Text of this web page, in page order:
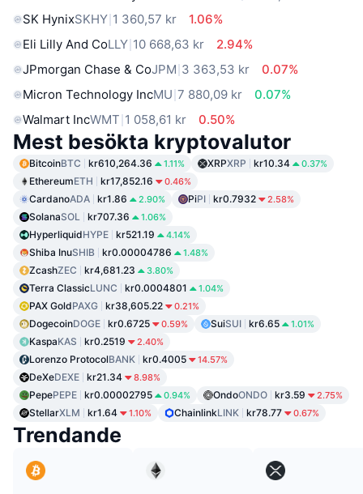
SK HynixSKHY 1 360,57 kr
1.06%
Eli Lilly And CoLLY 10 668,63 kr
2.94%
JPmorgan Chase & CoJPM 3 363,53 kr
0.07%
Micron Technology IncMU 7 880,09 kr
0.07%
Walmart IncWMT 1 058,61 kr 0.50%
Mest besökta kryptovalutor
BitcoinBTC kr610,264.36 1.11% XRPXRP kr10.34 0.37%
EthereumETH kr17,852.16 0.46%
CardanoADA kr1.86 2.90% PiPI kr0.7932 2.58%
SolanaSOL kr707.36 1.06%
HyperliquidHYPE kr521.19 4.14%
Shiba InuSHIB kr0.00004786 1.48%
ZcashZEC kr4,681.23 3.80%
Terra ClassicLUNC kr0.0004801 1.04%
PAX GoldPAXG kr38,605.22 0.21%
DogecoinDOGE kr0.6725 0.59% SuiSUI kr6.65 1.01%
KaspaKAS kr0.2519 2.40%
Lorenzo ProtocolBANK kr0.4005 14.57%
DeXeDEXE kr21.34 8.98%
PepePEPE kr0.00002795 0.94% OndoONDO kr3.59 2.75%
StellarXLM kr1.64 1.10% ChainlinkLINK kr78.77 0.67%
Trendande